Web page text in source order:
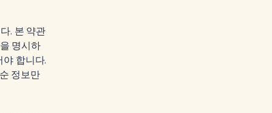
. 본 약관
명시하
합니다.
정보만